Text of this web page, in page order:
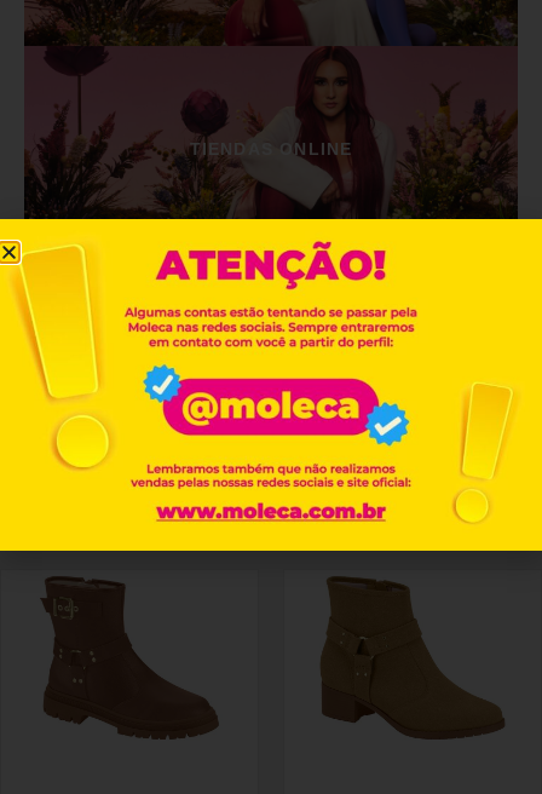
TIENDAS ONLINE
Productos relacionados